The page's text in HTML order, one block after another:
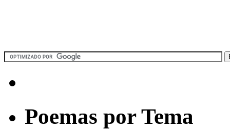
Poemas por Tema